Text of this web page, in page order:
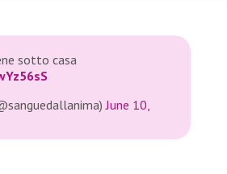
sotto casa
June 10,